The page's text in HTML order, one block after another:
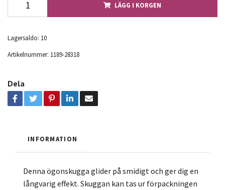
LÄGG I KORGEN
Lagersaldo: 10
Artikelnummer: 1189-28318
Dela
INFORMATION
Denna ögonskugga glider på smidigt och ger dig en
långvarig effekt. Skuggan kan tas ur förpackningen